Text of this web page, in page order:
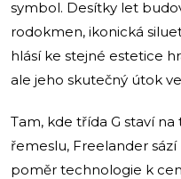
symbol. Desítky let
rodokmen, ikonická
hlásí ke stejné estetice
ale jeho skutečný útok
Tam, kde třída G staví
řemeslu, Freelander
poměr technologie k